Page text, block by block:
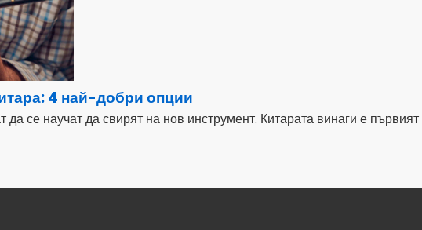
4 най-добри опции
да се научат да свирят на нов инструмент. Китарата винаги е първият